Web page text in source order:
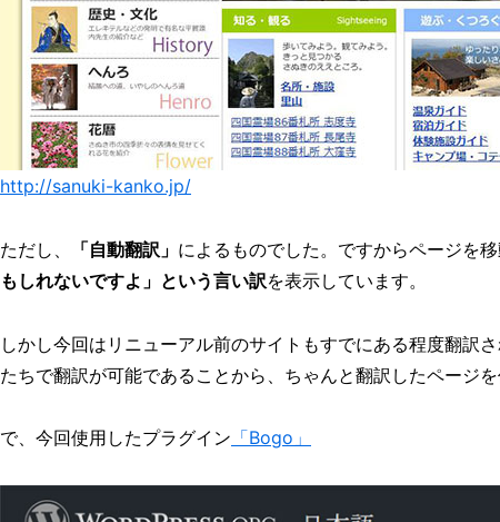
http://sanuki-kanko.jp/
ただし、 「自動翻訳」 によるものでした。ですからページを
もしれないですよ」という言い訳を表示しています。
しかし今回はリニューアル前のサイトもすでにある程度翻訳
たちで翻訳が可能であることから、ちゃんと翻訳したページを
で、今回使用したプラグイン 「Bogo」